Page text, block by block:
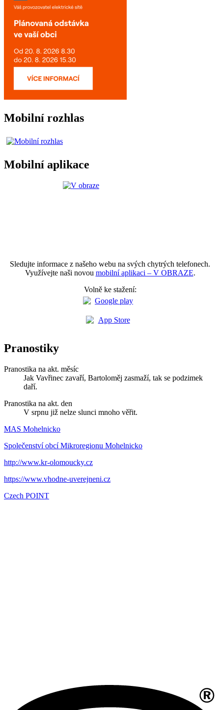
Mobilní rozhlas
Mobilní aplikace
Sledujte informace z našeho webu na svých chytrých telefonech.
Využívejte naši novou mobilní aplikaci – V OBRAZE.
Volně ke stažení:
Pranostiky
Pranostika na akt. měsíc
Jak Vavřinec zavaří, Bartoloměj zasmaží, tak se podzimek
daří.
Pranostika na akt. den
V srpnu již nelze slunci mnoho věřit.
MAS Mohelnicko
Společenství obcí Mikroregionu Mohelnicko
http://www.kr-olomoucky.cz
https://www.vhodne-uverejneni.cz
Czech POINT